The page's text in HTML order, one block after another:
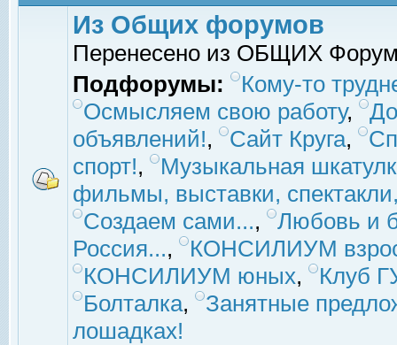
Из Общих форумов
Перенесено из ОБЩИХ
Подфорумы:
Кому-то
Осмысляем свою работу,
объявлений!, Сайт Круга,
спорт!,
Музыкальная
фильмы, выставки,
Создаем сами...,
Любовь и
Россия...,
КОНСИЛИУМ
КОНСИЛИУМ юных,
Клуб
Болталка,
Занятные
лошадках!